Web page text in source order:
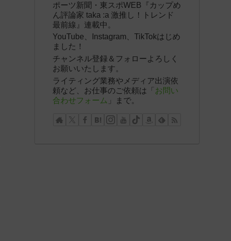
ポーツ新聞・東スポWEB『カップめ
ん評論家 taka :a 激推し！トレンド
最前線』連載中。
YouTube、Instagram、TikTokはじめ
ました！
チャンネル登録＆フォローよろしく
お願いいたします。
ライティング業務やメディア出演依
頼など、お仕事のご依頼は「 お問い
合わせフォーム 」まで。